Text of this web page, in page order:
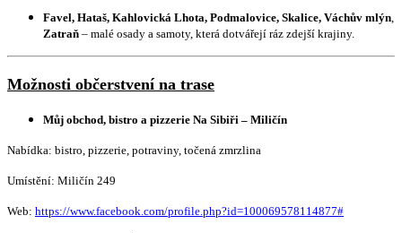
Favel, Hataš, Kahlovická Lhota, Podmalovice, Skalice, Váchův mlýn,
Zatraň – malé osady a samoty, která dotvářejí ráz zdejší krajiny.
Možnosti občerstvení na trase
Můj obchod, bistro a pizzerie Na Sibiři – Miličín
Nabídka: bistro, pizzerie, potraviny, točená zmrzlina
Umístění: Miličín 249
Web: https://www.facebook.com/profile.php?id=100069578114877#